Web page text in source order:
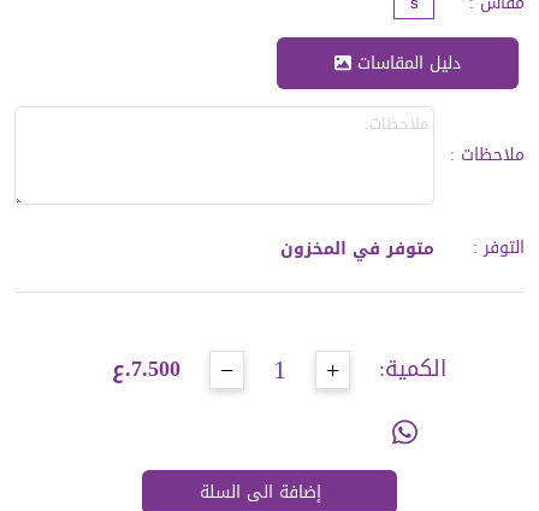
S
دليل المقاسات
ملاحظات :
التوفر: متوفر في المخزون
الكمية: +
1
− 7.500.ع
إضافة الى السلة